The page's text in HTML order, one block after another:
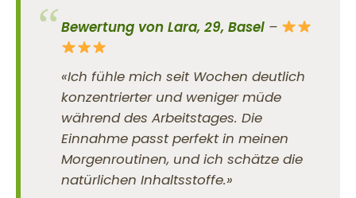
Bewertung von Lara, 29, Basel –
«Ich fühle mich seit Wochen deutlich
konzentrierter und weniger müde
während des Arbeitstages. Die
Einnahme passt perfekt in meinen
Morgenroutinen, und ich schätze die
natürlichen Inhaltsstoffe.»